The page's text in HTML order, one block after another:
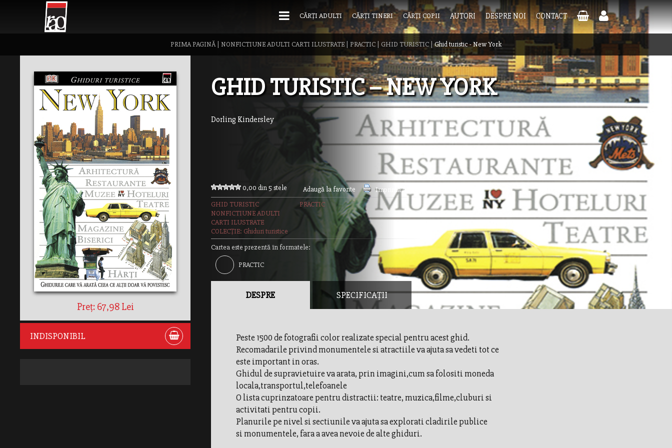
CĂRȚI ADULTI CĂRȚI TINERI CĂRȚI COPII AUTORI DESPRE NOI CONTACT
PRIMA PAGINĂ| NONFICTIUNE ADULTI CARTI ILUSTRATE PRACTIC GHID TURISTIC |Ghid turistic - New York
Preț: 67,98 Lei
INDISPONIBIL
GHID TURISTIC – NEW YORK
Dorling Kindersley
0,00 din 5 stele Adaugă la favorite
Imprimă acest articol
GHID TURISTIC
PRACTIC
NONFICTIUNE ADULTI
CARTI ILUSTRATE
COLECȚIE: Ghiduri turistice
Cartea este prezentă în formatele:
PRACTIC
DESPRE SPECIFICAȚII
Peste 1500 de fotografii color realizate special pentru acest ghid.
Recomadarile privind monumentele si atractiile va ajuta sa vedeti tot ce
este important in oras.
Ghidul de supravietuire va arata, prin imagini,cum sa folositi moneda
locala,transportul,telefoanele
O lista cuprinzatoare pentru distractii: teatre, muzica,filme,cluburi si
activitati pentru copii.
Planurile pe nivel si sectiunile va ajuta sa explorati cladirile publice
si monumentele, fara a avea nevoie de alte ghiduri.